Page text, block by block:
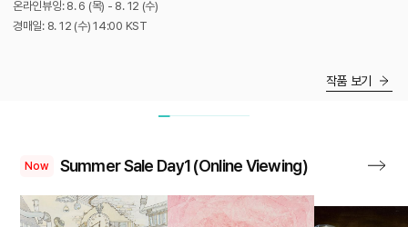
온라인뷰잉: 8. 6 (목) - 8. 12 (수)
경매일: 8. 12 (수) 14:00 KST
작품 보기
Now Summer Sale Day1 (Online Viewing)